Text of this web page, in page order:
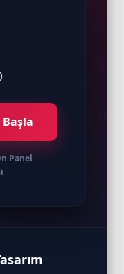
Başla
Panel